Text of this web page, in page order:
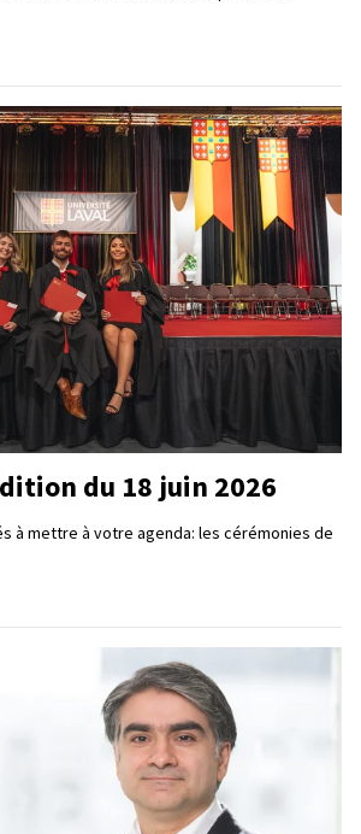
du 18 juin 2026
à mettre à votre agenda: les cérémonies de